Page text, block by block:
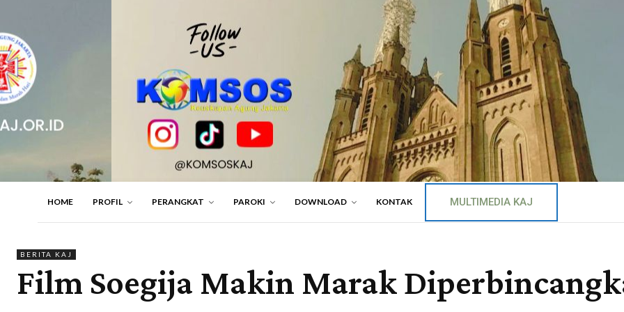
HOME PROFIL PERANGKAT PAROKI DOWNLOAD KONTAK MULTIMEDIA KAJ
BERITA KAJ
Film Soegija Makin Marak